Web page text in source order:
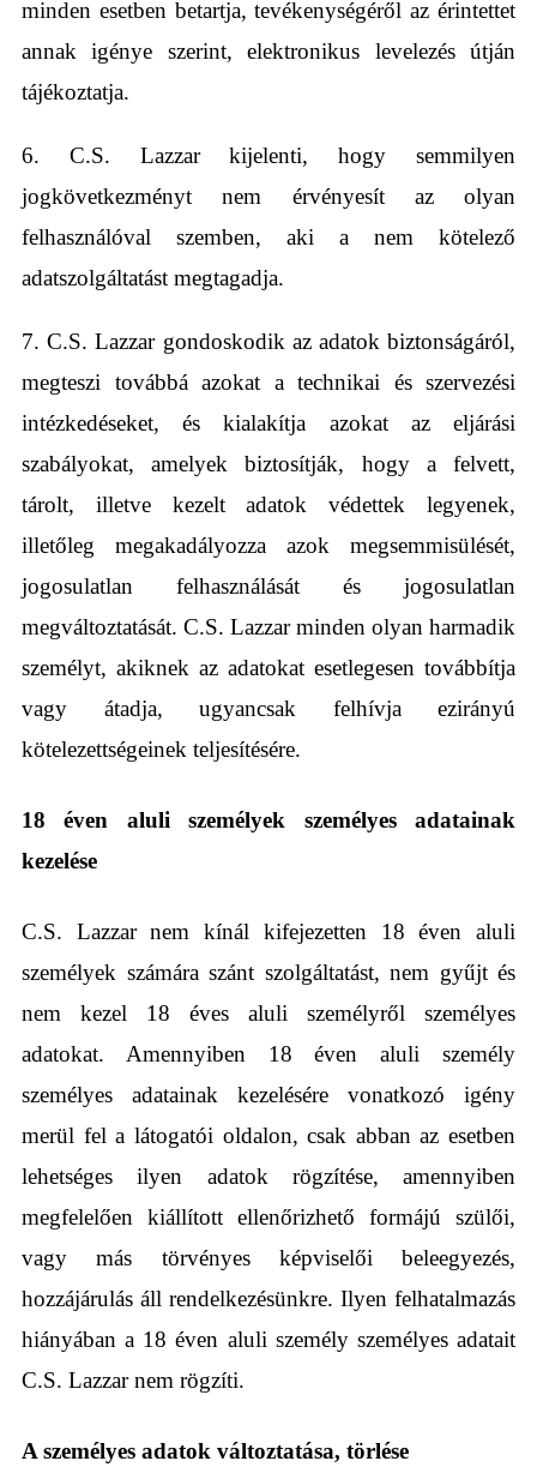
minden esetben betartja, tevékenységéről az érintettet
annak igénye szerint, elektronikus levelezés útján
tájékoztatja.
6. C.S. Lazzar kijelenti, hogy semmilyen
jogkövetkezményt nem érvényesít az olyan
felhasználóval szemben, aki a nem kötelező
adatszolgáltatást megtagadja.
7. C.S. Lazzar gondoskodik az adatok biztonságáról,
megteszi továbbá azokat a technikai és szervezési
intézkedéseket, és kialakítja azokat az eljárási
szabályokat, amelyek biztosítják, hogy a felvett,
tárolt, illetve kezelt adatok védettek legyenek,
illetőleg megakadályozza azok megsemmisülését,
jogosulatlan felhasználását és jogosulatlan
megváltoztatását. C.S. Lazzar minden olyan harmadik
személyt, akiknek az adatokat esetlegesen továbbítja
vagy átadja, ugyancsak felhívja ezirányú
kötelezettségeinek teljesítésére.
18 éven aluli személyek személyes adatainak
kezelése
C.S. Lazzar nem kínál kifejezetten 18 éven aluli
személyek számára szánt szolgáltatást, nem gyűjt és
nem kezel 18 éves aluli személyről személyes
adatokat. Amennyiben 18 éven aluli személy
személyes adatainak kezelésére vonatkozó igény
merül fel a látogatói oldalon, csak abban az esetben
lehetséges ilyen adatok rögzítése, amennyiben
megfelelően kiállított ellenőrizhető formájú szülői,
vagy más törvényes képviselői beleegyezés,
hozzájárulás áll rendelkezésünkre. Ilyen felhatalmazás
hiányában a 18 éven aluli személy személyes adatait
C.S. Lazzar nem rögzíti.
A személyes adatok változtatása, törlése